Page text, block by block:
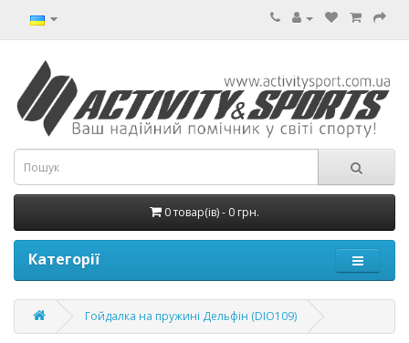
0 товар(ів) - 0 грн.
Категорії
Гойдалка на пружині Дельфін (DIO109)